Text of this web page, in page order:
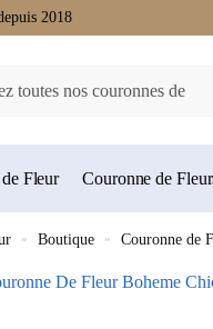
2018
Fleur Couronne de
» Boutique » Couronne de